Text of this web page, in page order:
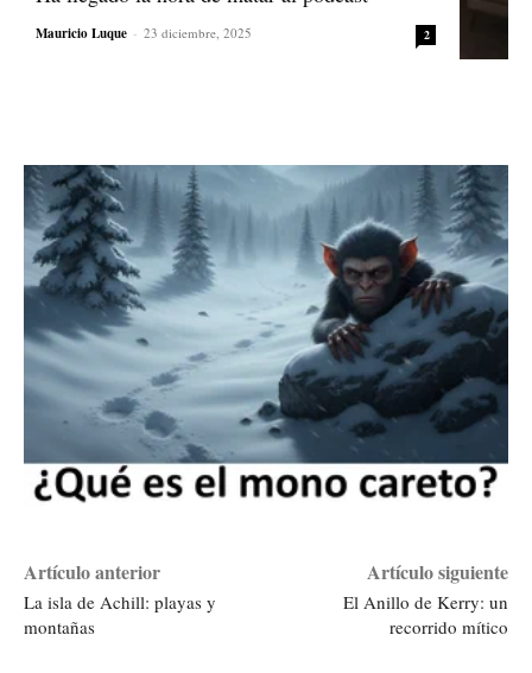
Mauricio Luque - 23 diciembre, 2025 2
Artículo anterior
La isla de Achill: playas y
montañas
Artículo siguiente
El Anillo de Kerry: un
recorrido mítico